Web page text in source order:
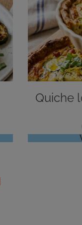
Quiche